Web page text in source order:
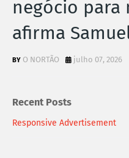
negócio para
afirma
O NORTÃO julho 07, 2026
Recent Posts
Responsive Advertisement